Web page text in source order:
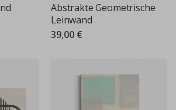
Abstrakte Geometrische
Leinwand
39,00 €